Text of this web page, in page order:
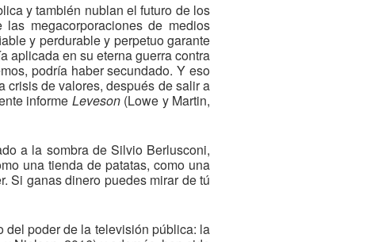
y también nublan el futuro de los
megacorporaciones de medios
y perdurable y perpetuo garante
aplicada en su eterna guerra contra
podría haber secundado. Y eso
crisis de valores, después de salir a
informe Leveson (Lowe y Martin,
a la sombra de Silvio Berlusconi,
una tienda de patatas, como una
Si ganas dinero puedes mirar de tú
del poder de la televisión pública: la